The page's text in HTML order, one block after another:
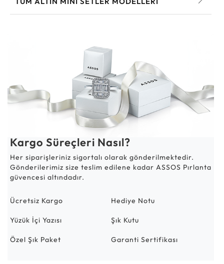
Kargo Süreçleri Nasıl?
Her siparişleriniz sigortalı olarak gönderilmektedir.
Gönderilerimiz size teslim edilene kadar ASSOS Pırlanta
güvencesi altındadır.
Ücretsiz Kargo Hediye Notu
Yüzük İçi Yazısı Şık Kutu
Özel Şık Paket Garanti Sertifikası